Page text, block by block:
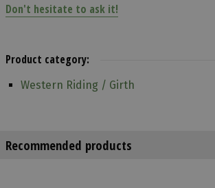
Don't hesitate to ask it!
Product category:
Western Riding / Girth
Recommended products